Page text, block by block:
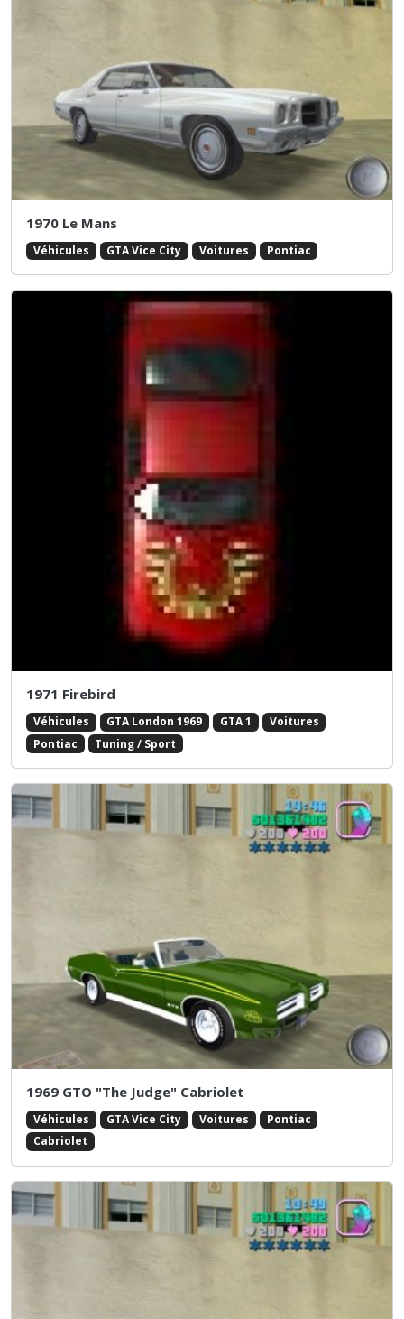
1970 Le Mans
Véhicules GTA Vice City Voitures Pontiac
1971 Firebird
Véhicules GTA London 1969 GTA 1
Voitures
Pontiac
Tuning / Sport
1969 GTO "The Judge" Cabriolet
Véhicules GTA Vice City Voitures
Pontiac
Cabriolet